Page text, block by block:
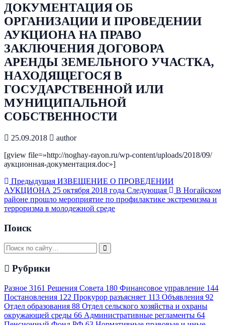
ДОКУМЕНТАЦИЯ ОБ
ОРГАНИЗАЦИИ И ПРОВЕДЕНИИ
АУКЦИОНА НА ПРАВО
ЗАКЛЮЧЕНИЯ ДОГОВОРА
АРЕНДЫ ЗЕМЕЛЬНОГО УЧАСТКА,
НАХОДЯЩЕГОСЯ В
ГОСУДАРСТВЕННОЙ ИЛИ
МУНИЦИПАЛЬНОЙ
СОБСТВЕННОСТИ
25.09.2018
author
[gview file=»http://noghay-rayon.ru/wp-content/uploads/2018/09/
аукционная-документация.doc»]
Предыдущая ИЗВЕЩЕНИЕ О ПРОВЕДЕНИИ
АУКЦИОНА 25 октября 2018 года Следующая
В Ногайском
районе прошло мероприятие по профилактике экстремизма и
терроризма в молодежной среде
Поиск
Рубрики
Разное 3161 Решения Совета 180 Финансовое управление 144
Постановления 122 Прокурор разъясняет 113 Объявления 92
Отдел образования 88 Отдел сельского хозяйства и охраны
окружающей среды 66 Административные регламенты 64